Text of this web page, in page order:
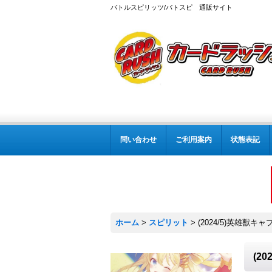
バトルスピリッツ/バトスピ 通販サイト
問い合わせ ご利用案内 状態表記
ホーム > スピリット > (2024/5)英雄獣キャ